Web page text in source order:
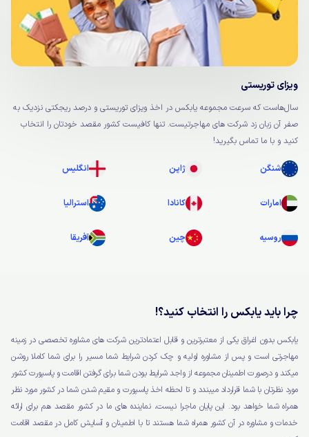
ویزای توریستی
سال‌هاست که سرعت مجموعه یابکس در اخذ ویزای توریستی و درصد ریجکتی نزدیک به
صفر آن زبان زد شرکت های مهاجرتیست. تنها کافیست کشور مقصد خودتان را انتخاب
کنید و با ما تماس بگیرید!
شنگن ژاپن انگلیس
امارات کانادا استرالیا
روسیه چین آفریقا
چرا باید یابکس را انتخاب کنید؟!
یابکس بدون اغراق یکی از معتبرترین و قابل اعتمادترین شرکت های مشاوره تخصصی در زمینه
مهاجرتی است و پس از مشاوره اولیه و چک کردن شرایط شما مسیر را برای شما کاملا روشن
میکند و درصورت اطمینان مجموعه از واجد شرایط بودن شما برای گرفتن اقامت و پاسپورت کشور
مورد نظرتان با شما قرارداد میبندد و تا لحظه اخذ پاسپورت و مقیم شدن شما در کشور مورد نظر
همراه شما خواهد بود. این پایان ماجرا نیست، نماینده های ما در کشور مقصد هم برای ارائه
خدمات و مشاوره در آن کشور همراه شما هستند تا با اطمینان و آسایش کامل در مقصد اقامت